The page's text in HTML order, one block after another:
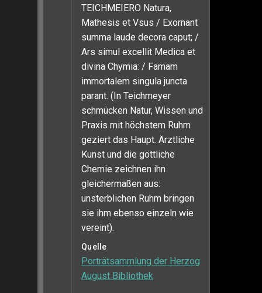
TEICHMEIERO Natura,
Mathesis et Vsus / Exornant
summa laude decora caput; /
Ars simul excellit Medica et
divina Chymia: / Famam
immortalem singula juncta
parant. (In Teichmeyer
schmücken Natur, Wissen und
Praxis mit höchstem Ruhm
geziert das Haupt. Ärztliche
Kunst und die göttliche
Chemie zeichnen ihn
gleichermaßen aus:
unsterblichen Ruhm bringen
sie ihm ebenso einzeln wie
vereint).
Quelle
Porträtsammlung der Herzog
August Bibliothek